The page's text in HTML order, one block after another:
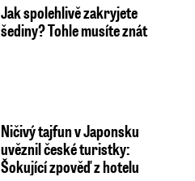
Jak spolehlivě zakryjete
šediny? Tohle musíte znát
Ničivý tajfun v Japonsku
uvěznil české turistky:
Šokující zpověď z hotelu